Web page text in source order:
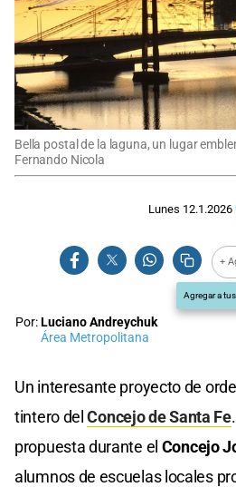
Bella postal de la laguna, un lugar
Fernando Nicola
Lunes 12.1.2026
+
Agregar a
Por:Luciano Andreychuk
Área Metropolitana
Un interesante proyecto de
tintero delConcejo de Santa Fe
propuesta durante el Concejo
alumnos de escuelas locales